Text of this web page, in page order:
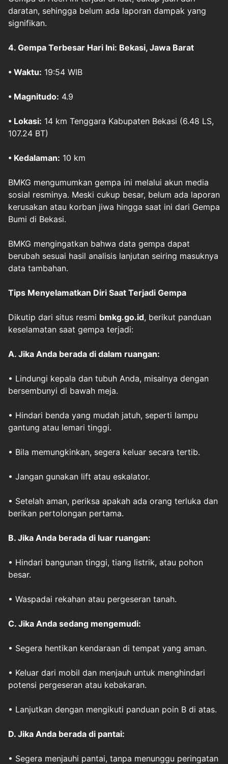
daratan, sehingga belum ada laporan dampak yang
signifikan.
4. Gempa Terbesar Hari Ini: Bekasi, Jawa Barat
• Waktu: 19:54 WIB
• Magnitudo: 4.9
• Lokasi: 14 km Tenggara Kabupaten Bekasi (6.48 LS,
107.24 BT)
• Kedalaman: 10 km
BMKG mengumumkan gempa ini melalui akun media
sosial resminya. Meski cukup besar, belum ada laporan
kerusakan atau korban jiwa hingga saat ini dari Gempa
Bumi di Bekasi.
BMKG mengingatkan bahwa data gempa dapat
berubah sesuai hasil analisis lanjutan seiring masuknya
data tambahan.
Tips Menyelamatkan Diri Saat Terjadi Gempa
Dikutip dari situs resmi bmkg.go.id, berikut panduan
keselamatan saat gempa terjadi:
A. Jika Anda berada di dalam ruangan:
• Lindungi kepala dan tubuh Anda, misalnya dengan
bersembunyi di bawah meja.
• Hindari benda yang mudah jatuh, seperti lampu
gantung atau lemari tinggi.
• Bila memungkinkan, segera keluar secara tertib.
• Jangan gunakan lift atau eskalator.
• Setelah aman, periksa apakah ada orang terluka dan
berikan pertolongan pertama.
B. Jika Anda berada di luar ruangan:
• Hindari bangunan tinggi, tiang listrik, atau pohon
besar.
• Waspadai rekahan atau pergeseran tanah.
C. Jika Anda sedang mengemudi:
• Segera hentikan kendaraan di tempat yang aman.
• Keluar dari mobil dan menjauh untuk menghindari
potensi pergeseran atau kebakaran.
• Lanjutkan dengan mengikuti panduan poin B di atas.
D. Jika Anda berada di pantai:
• Segera menjauhi pantai, tanpa menunggu peringatan